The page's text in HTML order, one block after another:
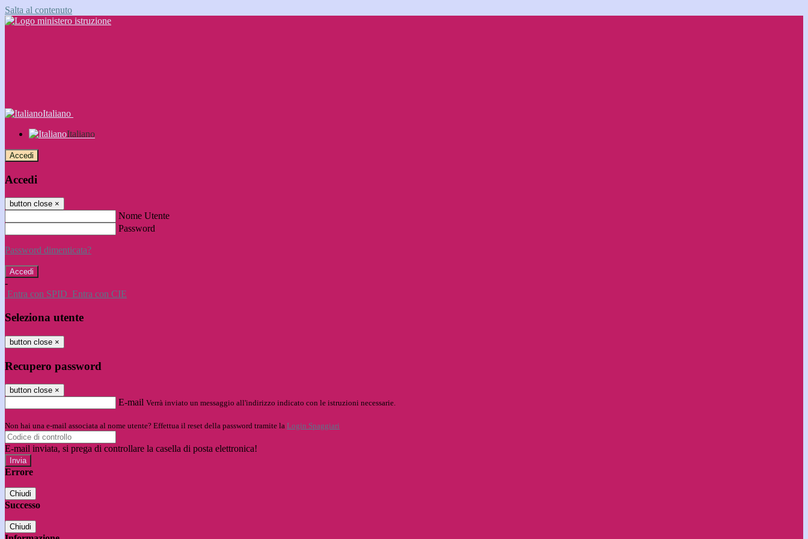
Salta al contenuto
Italiano
Italiano
Accedi
Accedi
button close ×
Nome Utente
Password
Password dimenticata?
-
Entra con SPID Entra con CIE
Seleziona utente
button close ×
Recupero password
button close ×
E-mail Verrà inviato un messaggio all'indirizzo indicato con le istruzioni necessarie.
Non hai una e-mail associata al nome utente? Effettua il reset della password tramite la Login Spaggiari
E-mail inviata, si prega di controllare la casella di posta elettronica!
Errore
Chiudi
Successo
Chiudi